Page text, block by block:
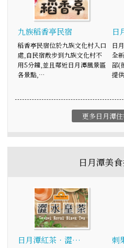
九族稻香亭民宿
稻香亭民宿位於九族文化村入口
處,自民宿散步到九族文化村不
用5分鐘,並且鄰近日月潭風景區
各景點,…
日
日
全
邵(
提
更多日月潭
日月潭美
日月潭紅茶．澀… 刺